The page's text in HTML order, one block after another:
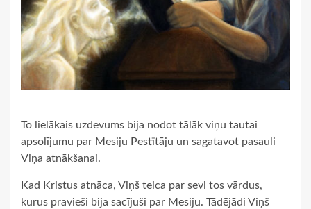
To lielākais uzdevums bija nodot tālāk viņu tautai
apsolījumu par Mesiju Pestītāju un sagatavot pasauli
Viņa atnākšanai.
Kad Kristus atnāca, Viņš teica par sevi tos vārdus,
kurus pravieši bija sacījuši par Mesiju. Tādējādi Viņš